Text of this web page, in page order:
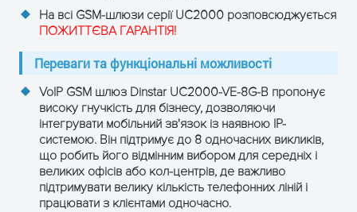
На всі GSM-шлюзи серії UC2000 розповсюджується
ПОЖИТТЄВА ГАРАНТІЯ!
Переваги та функціональні можливості
VoIP GSM шлюз Dinstar UC2000-VE-8G-B пропонує
високу гнучкість для бізнесу, дозволяючи
інтегрувати мобільний зв'язок із наявною IP-
системою. Він підтримує до 8 одночасних викликів,
що робить його відмінним вибором для середніх і
великих офісів або кол-центрів, де важливо
підтримувати велику кількість телефонних ліній і
працювати з клієнтами одночасно.
ОТРИМАТИ КОНСУЛЬТАЦІЮ